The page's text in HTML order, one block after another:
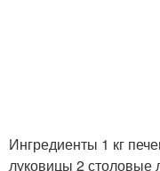
Ингредиенты 1 кг
луковицы 2 столовые